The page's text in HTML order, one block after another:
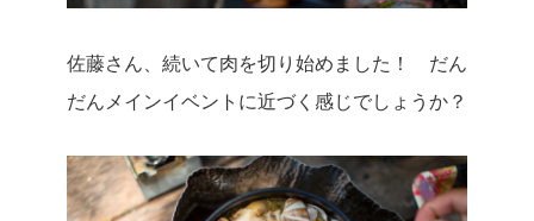
佐藤さん、続いて肉を切り始めました！ だん
だんメインイベントに近づく感じでしょうか？